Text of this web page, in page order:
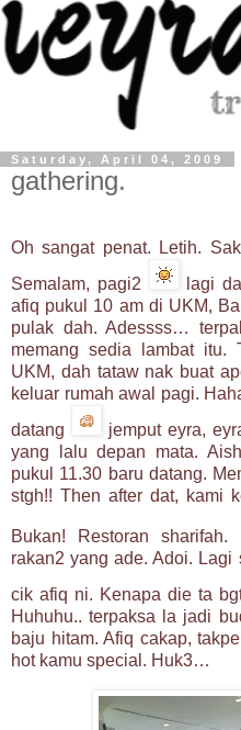
Saturday, April 04, 2009
gathering.
Oh sangat penat. Letih.
Semalam, pagi2
lagi
afiq pukul 10 am di UKM,
pulak dah. Adessss…
memang sedia lambat itu.
UKM, dah tataw nak buat
keluar rumah awal pagi.
datang
jemput eyra,
yang lalu depan mata.
pukul 11.30 baru datang.
stgh!! Then after dat, kami
Bukan! Restoran sharifah.
rakan2 yang ade. Adoi.
cik afiq ni. Kenapa die ta
Huhuhu.. terpaksa la jadi
baju hitam. Afiq cakap,
hot kamu special. Huk3…